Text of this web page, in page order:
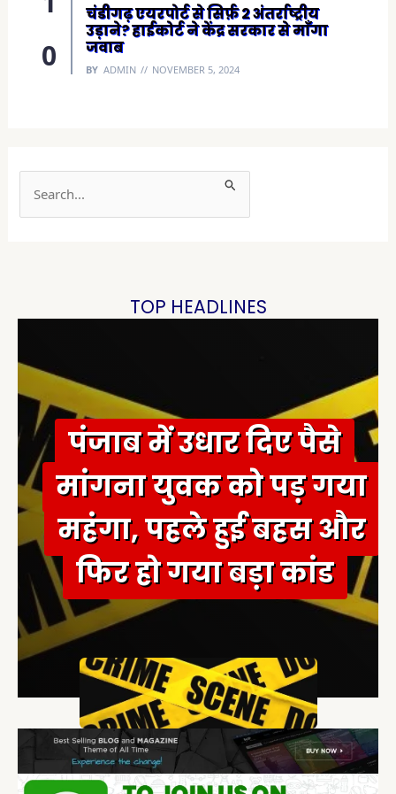
चंडीगढ़ एयरपोर्ट से सिर्फ़ 2 अंतर्राष्ट्रीय
उड़ाने? हाईकोर्ट ने केंद्र सरकार से माँगा
जवाब
BY ADMIN NOVEMBER 5, 2024
r
:
TOP HEADLINES
पंजाब में उधार दिए पैसे
मांगना युवक को पड़ गया
महंगा, पहले हुई बहस और
फिर हो गया बड़ा कांड